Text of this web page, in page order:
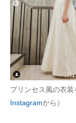
企業ITのトレンド
経営リーダーのコ
マーケ×ITの今が
ITエンジニア向け
企業向けIT製品の
プリンセス風の衣
Instagramから）